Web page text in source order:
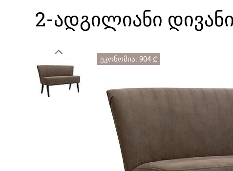
დივნები
«პრემიუმ» დივნები
ტყავის დივნები
კუთხის დივნები
სწორი დივნები
სავარძლები
საძინებლის
მაგიდები
2-ადგილიანი
ეკონომია: 904 ₾